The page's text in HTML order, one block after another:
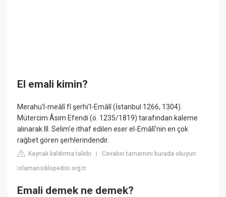
El emali kimin?
Merahu'l-meâlî fî şerhi'l-Emâlî (İstanbul 1266, 1304).
Mütercim Âsım Efendi (ö. 1235/1819) tarafından kaleme
alınarak III. Selim'e ithaf edilen eser el-Emâlî'nin en çok
rağbet gören şerhlerindendir.
Kaynak kaldırma talebi |Cevabın tamamını burada okuyun:
islamansiklopedisi.org.tr
Emali demek ne demek?